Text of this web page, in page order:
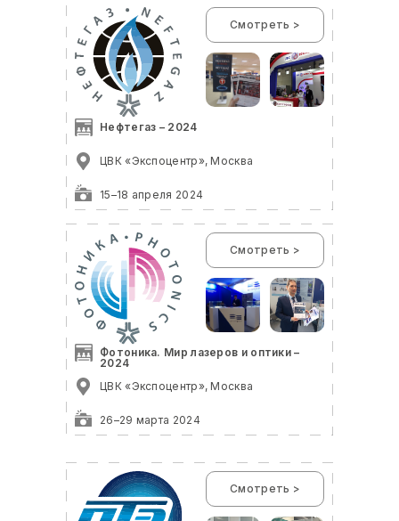
15–18 апреля 2024
Нефтегаз – 2024
ЦВК «Экспоцентр», Москва
Смотреть >
26–29 марта 2024
Фотоника. Мир лазеров и оптики –
2024
ЦВК «Экспоцентр», Москва
Смотреть >
Смотреть >